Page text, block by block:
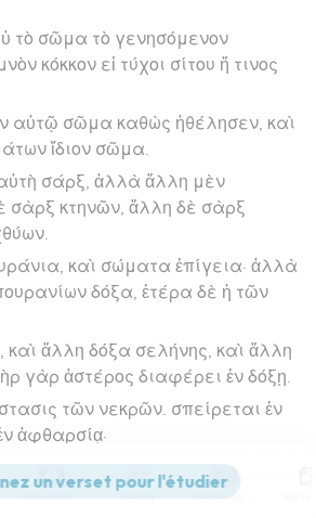
τὸ σῶμα τὸ γενησόμενον
κόκκον εἰ τύχοι σίτου ἤ τινος
αὐτῷ σῶμα καθὼς ἠθέλησεν, καὶ
ἴδιον σῶμα.
σάρξ, ἀλλὰ ἄλλη μὲν
σὰρξ κτηνῶν, ἄλλη δὲ σὰρξ
καὶ σώματα ἐπίγεια· ἀλλὰ
δόξα, ἑτέρα δὲ ἡ τῶν
καὶ ἄλλη δόξα σελήνης, καὶ ἄλλη
γὰρ ἀστέρος διαφέρει ἐν δόξῃ.
τῶν νεκρῶν. σπείρεται ἐν
ἀφθαρσίᾳ·
ἐγείρεται ἐν δόξῃ· σπείρεται
ἐν δυνάμει·
Commentaires Strong